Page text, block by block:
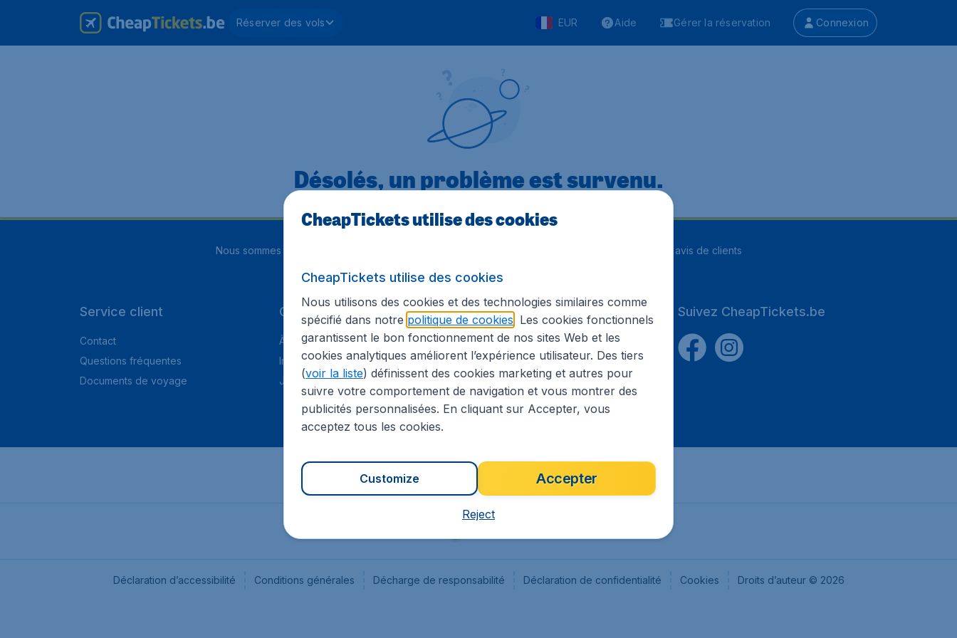
Réserver des vols EUR Aide Gérer la réservation Connexion
Désolés, un problème est survenu.
Nous sommes notés avis de clients
Service client
Contact
Questions fréquentes
Documents de voyage
CheapTickets.be
À propos
Information Légale
Jobs
Sites internationaux
Flugladen.de
CheapTickets.ch
CheapTickets.sg
CheapTickets.nl
Suivez CheapTickets.be
Déclaration d’accessibilité Conditions générales Décharge de responsabilité Déclaration de confidentialité Cookies Droits d’auteur © 2026
CheapTickets utilise des cookies
CheapTickets utilise des cookies
Nous utilisons des cookies et des technologies similaires comme
spécifié dans notre politique de cookies . Les cookies fonctionnels
garantissent le bon fonctionnement de nos sites Web et les
cookies analytiques améliorent l’expérience utilisateur. Des tiers
(voir la liste) définissent des cookies marketing et autres pour
suivre votre comportement de navigation et vous montrer des
publicités personnalisées. En cliquant sur Accepter, vous
acceptez tous les cookies.
Accepter
Customize
Reject